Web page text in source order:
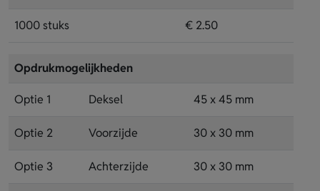
1000 stuks € 2.50
Opdrukmogelijkheden
Optie 1 Deksel 45 x 45 mm
Optie 2 Voorzijde 30 x 30 mm
Optie 3 Achterzijde 30 x 30 mm